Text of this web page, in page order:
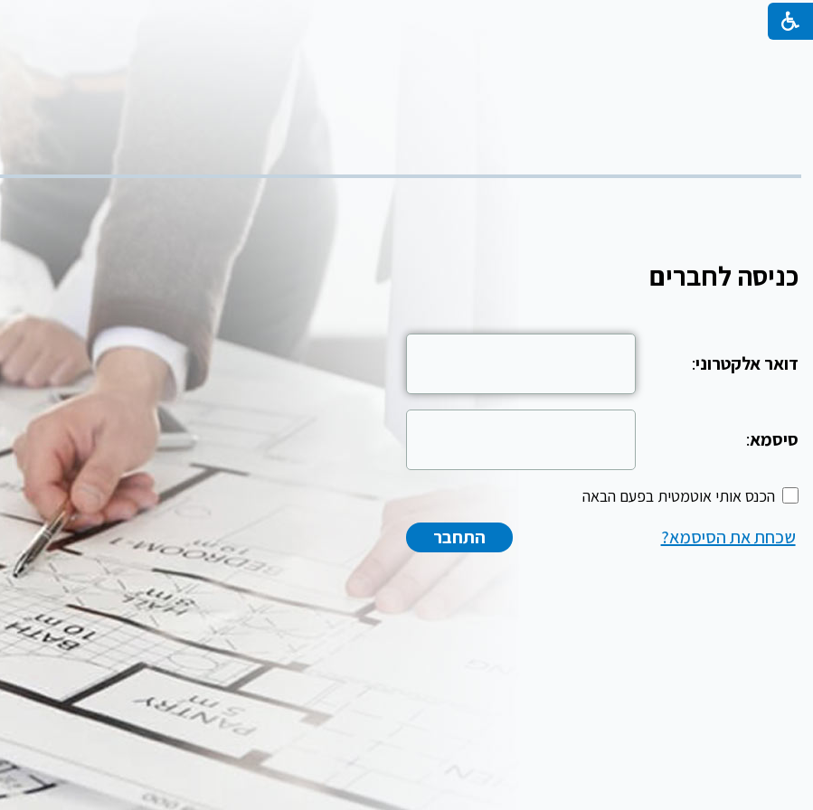
כניסה לחברים
דואר אלקטרוני:
סיסמא:
הכנס אותי אוטמטית בפעם הבאה
שכחת את הסיסמא?